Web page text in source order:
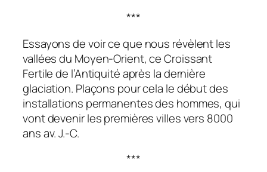
***
Essayons de voir ce que nous révèlent les
vallées du Moyen-Orient, ce Croissant
Fertile de l’Antiquité après la dernière
glaciation. Plaçons pour cela le début des
installations permanentes des hommes, qui
vont devenir les premières villes vers 8000
ans av. J.-C.
***